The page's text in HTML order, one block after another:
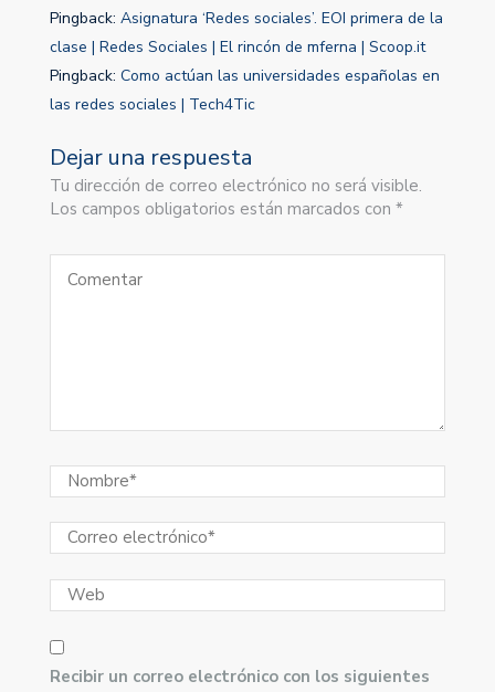
Pingback: Asignatura ‘Redes sociales’. EOI primera de la
clase | Redes Sociales | El rincón de mferna | Scoop.it
Pingback: Como actúan las universidades españolas en
las redes sociales | Tech4Tic
Dejar una respuesta
Tu dirección de correo electrónico no será visible.
Los campos obligatorios están marcados con *
Recibir un correo electrónico con los siguientes